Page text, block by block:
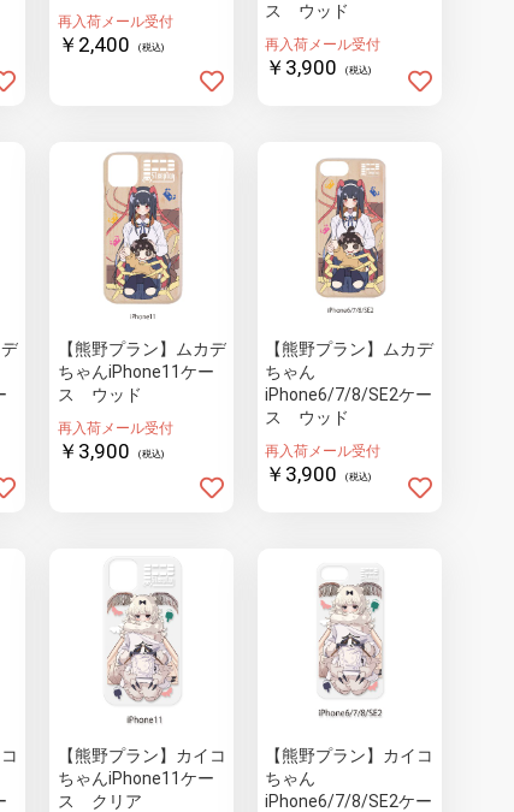
再入荷メール受付
￥2,400 (税込)
ス ウッド
再入荷メール受付
￥3,900 (税込)
【熊野プラン】ムカデ
ちゃんiPhone11ケー
ス ウッド
再入荷メール受付
￥3,900 (税込)
【熊野プラン】ムカデ
ちゃん
iPhone6/7/8/SE2ケー
ス ウッド
再入荷メール受付
￥3,900 (税込)
【熊野プラン】カイコ
ちゃんiPhone11ケー
ス クリア
【熊野プラン】カイコ
ちゃん
iPhone6/7/8/SE2ケー